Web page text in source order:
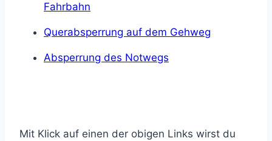
Fahrbahn
Querabsperrung auf dem Gehweg
Absperrung des Notwegs
Mit Klick auf einen der obigen Links wirst du